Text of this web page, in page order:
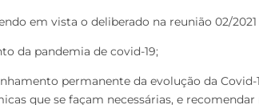
em vista o deliberado na reunião 02/
da pandemia de covid-19;
permanente da evolução da
que se façam necessárias, e